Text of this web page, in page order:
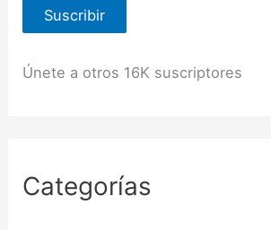
c
ó
r
r
Suscribir
Únete a otros 16K suscriptores
Categorías